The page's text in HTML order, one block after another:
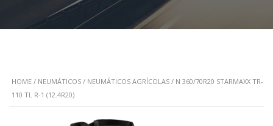
HOME / NEUMÁTICOS / NEUMÁTICOS AGRÍCOLAS / N 360/70R20 STARMAXX TR-
110 TL R-1 (12.4R20)